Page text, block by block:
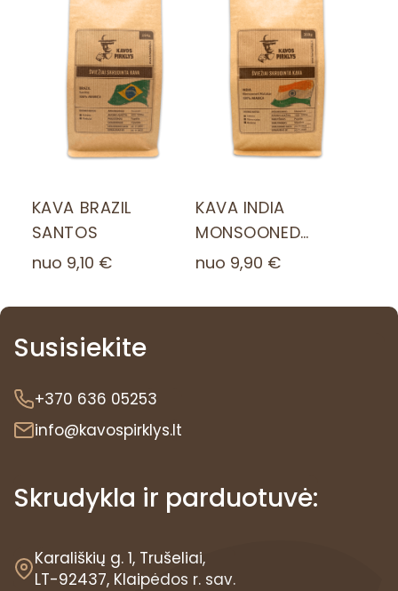
KAVA BRAZIL
SANTOS
nuo 9,10 €
KAVA INDIA
MONSOONED
MALABAR AAA
nuo 9,90 €
Susisiekite
+370 636 05253
info@kavospirklys.lt
Skrudykla ir parduotuvė:
Karališkių g. 1, Trušeliai,
LT-92437, Klaipėdos r. sav.